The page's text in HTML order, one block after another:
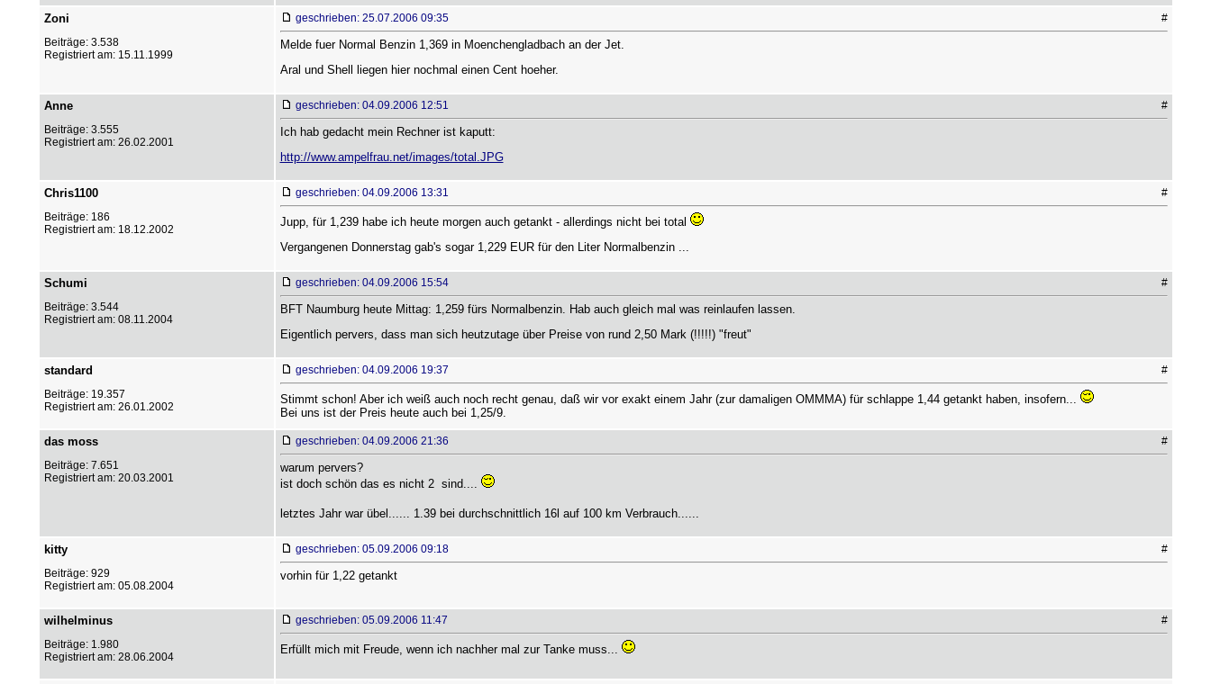
Zoni
Beiträge: 3.538
Registriert am: 15.11.1999
geschrieben: 25.07.2006 09:35 #
Melde fuer Normal Benzin 1,369 in Moenchengladbach an der Jet.
Aral und Shell liegen hier nochmal einen Cent hoeher.
Anne
Beiträge: 3.555
Registriert am: 26.02.2001
geschrieben: 04.09.2006 12:51 #
Ich hab gedacht mein Rechner ist kaputt:
http://www.ampelfrau.net/images/total.JPG
Chris1100
Beiträge: 186
Registriert am: 18.12.2002
geschrieben: 04.09.2006 13:31 #
Jupp, für 1,239 habe ich heute morgen auch getankt - allerdings nicht bei total
Vergangenen Donnerstag gab's sogar 1,229 EUR für den Liter Normalbenzin ...
Schumi
Beiträge: 3.544
Registriert am: 08.11.2004
geschrieben: 04.09.2006 15:54 #
BFT Naumburg heute Mittag: 1,259 fürs Normalbenzin. Hab auch gleich mal was reinlaufen lassen.
Eigentlich pervers, dass man sich heutzutage über Preise von rund 2,50 Mark (!!!!!) "freut"
standard
Beiträge: 19.357
Registriert am: 26.01.2002
geschrieben: 04.09.2006 19:37 #
Stimmt schon! Aber ich weiß auch noch recht genau, daß wir vor exakt einem Jahr (zur damaligen OMMMA) für schlappe 1,44 getankt haben, insofern...
Bei uns ist der Preis heute auch bei 1,25/9.
das moss
Beiträge: 7.651
Registriert am: 20.03.2001
geschrieben: 04.09.2006 21:36 #
warum pervers?
ist doch schön das es nicht 2  sind....
letztes Jahr war übel...... 1.39 bei durchschnittlich 16l auf 100 km Verbrauch......
kitty
Beiträge: 929
Registriert am: 05.08.2004
geschrieben: 05.09.2006 09:18 #
vorhin für 1,22 getankt
wilhelminus
Beiträge: 1.980
Registriert am: 28.06.2004
geschrieben: 05.09.2006 11:47 #
Erfüllt mich mit Freude, wenn ich nachher mal zur Tanke muss...